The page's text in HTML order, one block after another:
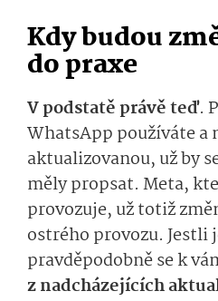
Kdy budou
do praxe
V podstatě právě teď.
WhatsApp používáte a
aktualizovanou, už by
měly propsat. Meta,
provozuje, už totiž
ostrého provozu. Jestli
pravděpodobně se k
z nadcházejících